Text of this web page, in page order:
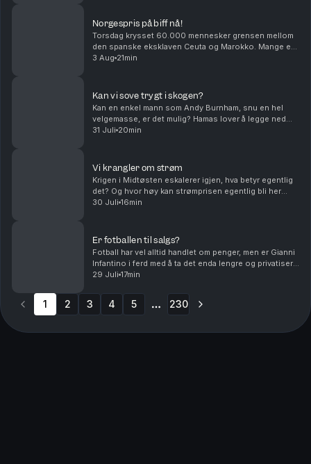
Norgespris på biff nå!
Torsdag krysset 60.000 mennesker grensen mellom
den spanske eksklaven Ceuta og Marokko. Mange er
drept og alle skylder på hverandre i sakens anledning,
3 Aug 21min
Kan vi sove trygt i skogen?
Kan en enkel mann som Andy Burnham, snu en hel
velgemasse, er det mulig? Hamas lover å legge ned
våpenet, er det et gjennombrudd eller er det ren
31 Juli 20min
Vi krangler om strøm
Krigen i Midtøsten eskalerer igjen, hva betyr egentlig
det? Og hvor høy kan strømprisen egentlig bli her
hjemme? Med Hanne Skartveit, Ayesha Wolasmal og
30 Juli 16min
Er fotballen til salgs?
Fotball har vel alltid handlet om penger, men er Gianni
Infantino i ferd med å ta det enda lengre og privatisere
fotball-VM. Og hvem skal lede an i debatten om
29 Juli 17min
1 2 3 4 5 230